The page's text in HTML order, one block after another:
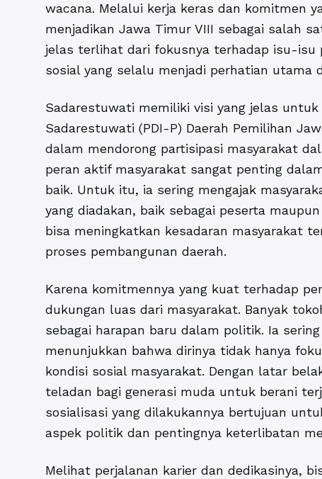
wacana. Melalui kerja keras dan komitmen
menjadikan Jawa Timur VIII sebagai salah
jelas terlihat dari fokusnya terhadap isu-isu
sosial yang selalu menjadi perhatian utama
Sadarestuwati memiliki visi yang jelas
Sadarestuwati (PDI-P) Daerah Pemilihan
dalam mendorong partisipasi masyarakat
peran aktif masyarakat sangat penting
baik. Untuk itu, ia sering mengajak
yang diadakan, baik sebagai peserta
bisa meningkatkan kesadaran masyarakat
proses pembangunan daerah.
Karena komitmennya yang kuat terhadap
dukungan luas dari masyarakat. Banyak
sebagai harapan baru dalam politik. Ia
menunjukkan bahwa dirinya tidak hanya
kondisi sosial masyarakat. Dengan latar
teladan bagi generasi muda untuk berani
sosialisasi yang dilakukannya bertujuan
aspek politik dan pentingnya keterlibatan
Melihat perjalanan karier dan dedikasinya,